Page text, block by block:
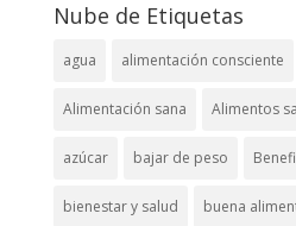
Nube de Etiquetas
agua alimentación consciente
Alimentación sana Alimentos
azúcar bajar de peso
bienestar y salud buena